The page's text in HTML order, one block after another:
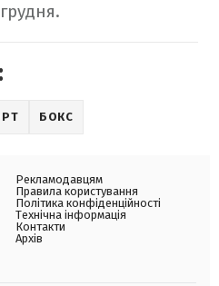
БОКС
Рекламодавцям
Правила користування
Політика конфіденційності
Технічна інформація
Контакти
Архів